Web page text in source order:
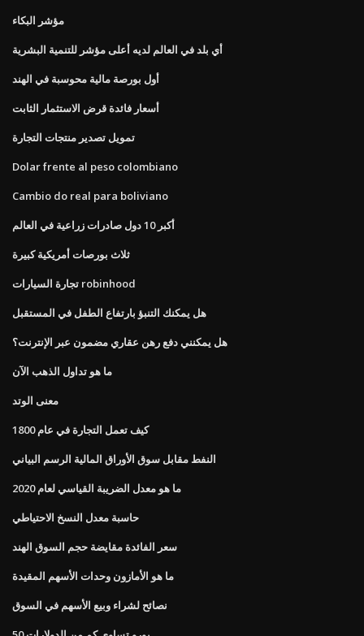
مؤشر البكاء
أي بلد في العالم لديه أعلى مؤشر للتنمية البشرية
أول بورصة مالية محوسبة في الهند
أسعار فائدة قرض الاستثمار الثابت
تمويل تصدير منتجات التجارة
Dolar frente al peso colombiano
Cambio do real para boliviano
أكبر 10 دول صادرات زراعية في العالم
ثلاث بورصات أمريكية كبيرة
تجارة السيارات robinhood
هل يمكنك التنبؤ بارتفاع الطفل في المستقبل
هل يمكنني دفع رهن عقاري مضمون عبر الإنترنت؟
ما هو تداول الذهب الآن
معنى الوتد
كيف تعمل التجارة في عام 1800
النفط مقابل سوق الأوراق المالية الرسم البياني
ما هو معدل الضريبة القياسي لعام 2020
حاسبة معدل النسخ الاحتياطي
سعر الفائدة مقايضة حجم السوق الهند
ما هو الأمازون وحدات الأسهم المقيدة
نصائح لشراء وبيع الأسهم في السوق